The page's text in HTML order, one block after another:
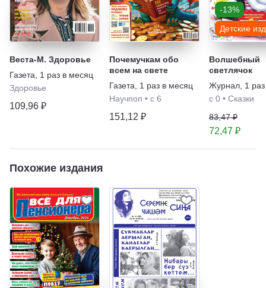
Веста-М. Здоровье
Газета
1 раз в месяц
Здоровье
109,96 ₽
Почемучкам обо
всем на свете
Газета
1 раз в месяц
Научпоп • с 6
151,12 ₽
-13%
Детские
Волшебный
светлячок
Журнал 1
с 0 • Сказки
83,47 ₽
72,47 ₽
Похожие издания